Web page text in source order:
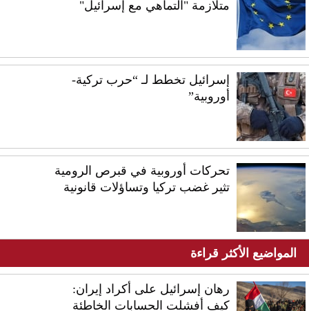
متلازمة "التماهي مع إسرائيل"
إسرائيل تخطط لـ “حرب تركية-
أوروبية”
تحركات أوروبية في قبرص الرومية
تثير غضب تركيا وتساؤلات قانونية
المواضيع الأكثر قراءة
رهان إسرائيل على أكراد إيران:
كيف أفشلت الحسابات الخاطئة